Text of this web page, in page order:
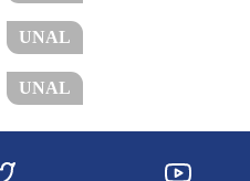
UNAL
UNAL